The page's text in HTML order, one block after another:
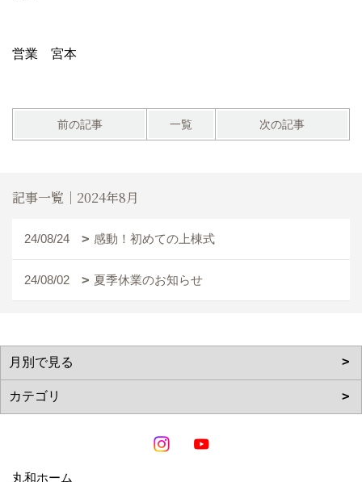
営業 宮本
前の記事 一覧 次の記事
記事一覧｜2024年8月
24/08/24 感動！初めての上棟式
24/08/02 夏季休業のお知らせ
丸和ホーム